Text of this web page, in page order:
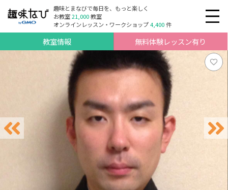
趣味とまなびで毎日を、もっと楽しく
お教室21,000教室
オンラインレッスン・ワークショップ4,400件
教室情報 無料体験レッスン有り